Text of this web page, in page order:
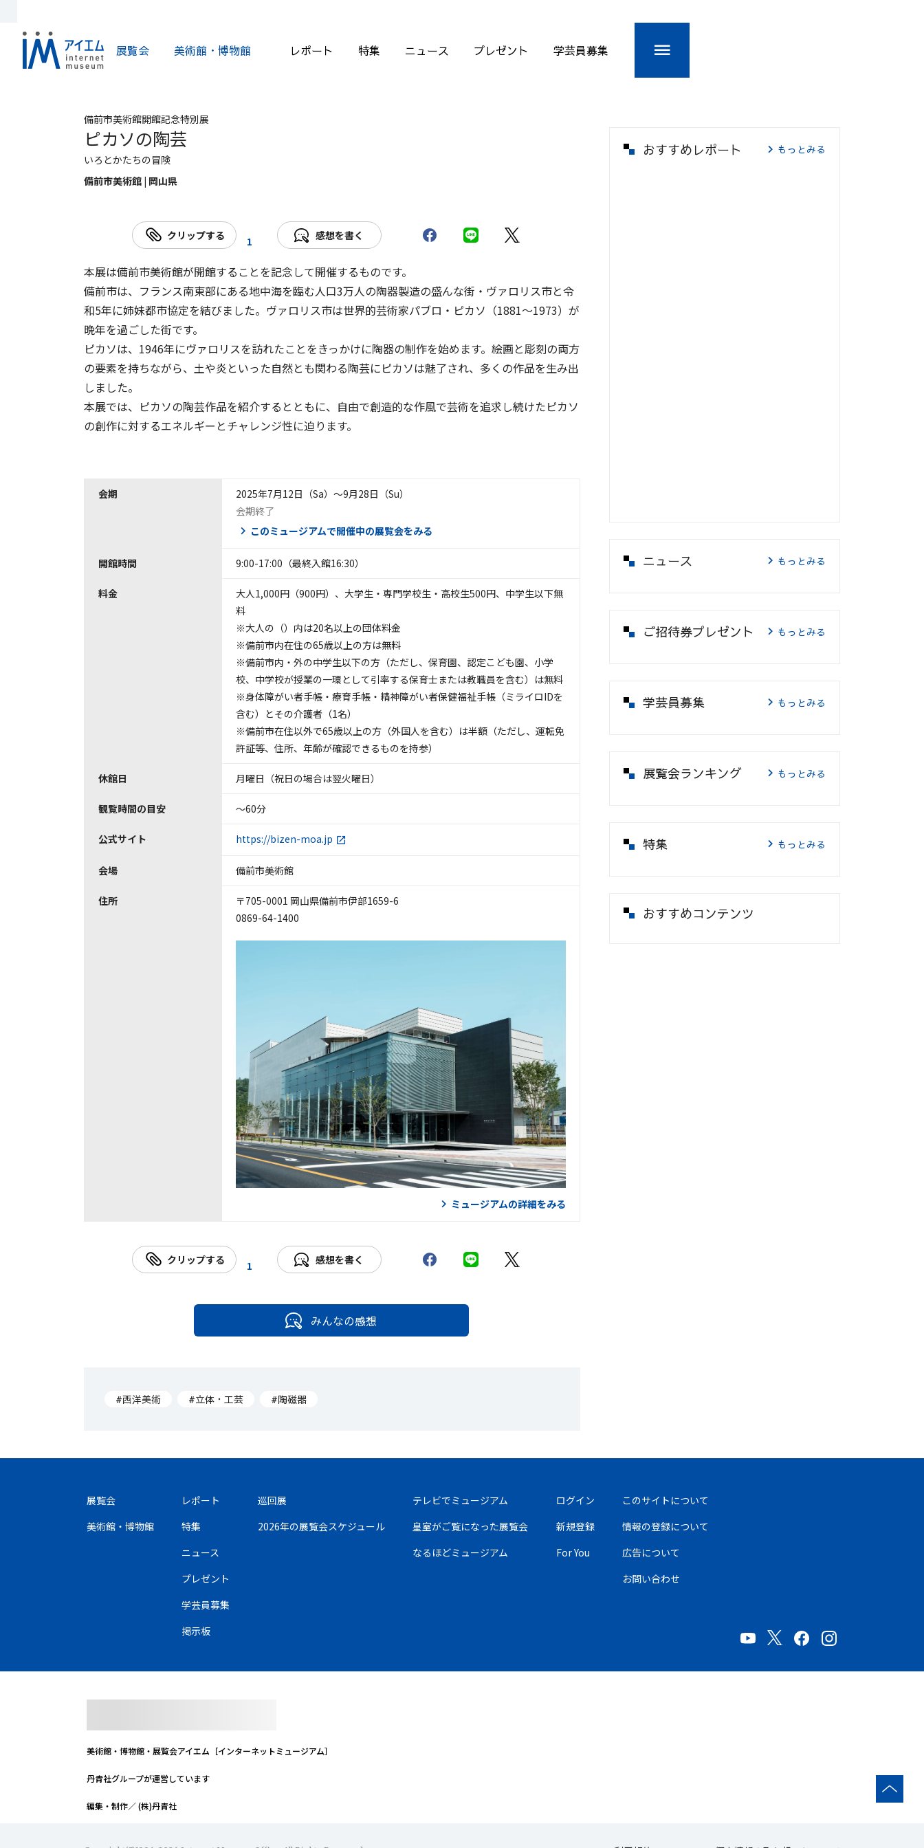
展覧会 美術館・博物館 レポート 特集 ニュース プレゼント 学芸員募集
備前市美術館開館記念特別展
ピカソの陶芸
いろとかたちの冒険
備前市美術館 | 岡山県
クリップする 1 感想を書く
本展は備前市美術館が開館することを記念して開催するものです。
備前市は、フランス南東部にある地中海を臨む人口3万人の陶器製造の盛んな街・ヴァロリス市と令
和5年に姉妹都市協定を結びました。ヴァロリス市は世界的芸術家パブロ・ピカソ（1881～1973）が
晩年を過ごした街です。
ピカソは、1946年にヴァロリスを訪れたことをきっかけに陶器の制作を始めます。絵画と彫刻の両方
の要素を持ちながら、土や炎といった自然とも関わる陶芸にピカソは魅了され、多くの作品を生み出
しました。
本展では、ピカソの陶芸作品を紹介するとともに、自由で創造的な作風で芸術を追求し続けたピカソ
の創作に対するエネルギーとチャレンジ性に迫ります。
会期
2025年7月12日（Sa）〜9月28日（Su）
会期終了
このミュージアムで開催中の展覧会をみる
開館時間 9:00-17:00（最終入館16:30）
料金
大人1,000円（900円）、大学生・専門学校生・高校生500円、中学生以下無
料
※大人の（）内は20名以上の団体料金
※備前市内在住の65歳以上の方は無料
※備前市内・外の中学生以下の方（ただし、保育園、認定こども園、小学
校、中学校が授業の一環として引率する保育士または教職員を含む）は無料
※身体障がい者手帳・療育手帳・精神障がい者保健福祉手帳（ミライロIDを
含む）とその介護者（1名）
※備前市在住以外で65歳以上の方（外国人を含む）は半額（ただし、運転免
許証等、住所、年齢が確認できるものを持参）
休館日 月曜日（祝日の場合は翌火曜日）
観覧時間の目安 ～60分
公式サイト https://bizen-moa.jp
会場 備前市美術館
住所
〒705-0001 岡山県備前市伊部1659-6
0869-64-1400
ミュージアムの詳細をみる
クリップする 1 感想を書く
みんなの感想
#西洋美術 #立体・工芸 #陶磁器
おすすめレポート もっとみる
ニュース もっとみる
ご招待券プレゼント もっとみる
学芸員募集 もっとみる
展覧会ランキング もっとみる
特集 もっとみる
おすすめコンテンツ
展覧会
美術館・博物館
レポート
特集
ニュース
プレゼント
学芸員募集
掲示板
巡回展
2026年の展覧会スケジュール
テレビでミュージアム
皇室がご覧になった展覧会
なるほどミュージアム
ログイン
新規登録
For You
このサイトについて
情報の登録について
広告について
お問い合わせ
美術館・博物館・展覧会アイエム［インターネットミュージアム］
丹青社グループが運営しています
編集・制作／ (株)丹青社